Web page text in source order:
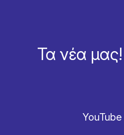
Τα νέα μας!
YouTube